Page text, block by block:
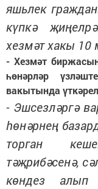
яшьлек
күпкә
хезмәт хакы 10
- Хезмәт
һөнәрләр
вакытында
- Эшсезләргә
һөнәрнең
торган
тәҗрибәсенә,
көндез алып